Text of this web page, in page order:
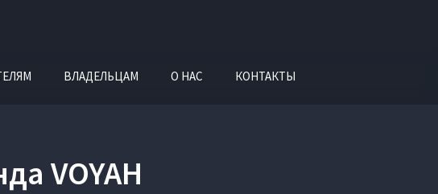
ВЛАДЕЛЬЦАМ О НАС КОНТАКТЫ
VOYAH